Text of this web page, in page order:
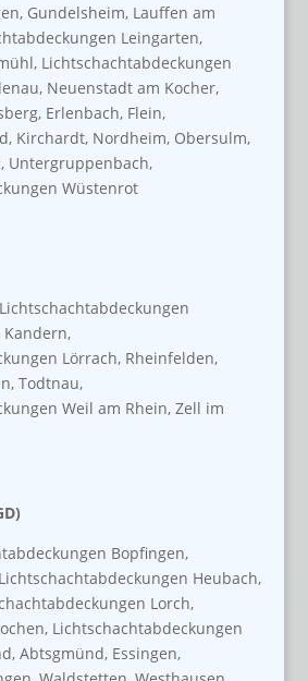
Gundelsheim, Lauffen am
Leingarten,
Lichtschachtabdeckungen
Neuenstadt am Kocher,
Erlenbach, Flein,
Kirchardt, Nordheim, Obersulm,
Untergruppenbach,
Wüstenrot
Kandern,
Lörrach, Rheinfelden,
Todtnau,
Weil am Rhein, Zell im
Bopfingen,
Heubach,
Lorch,
Lichtschachtabdeckungen
Abtsgmünd, Essingen,